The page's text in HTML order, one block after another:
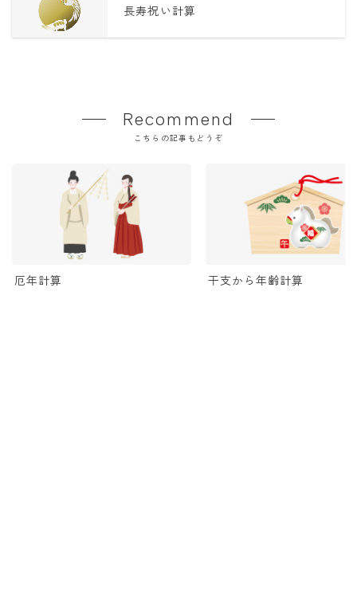
長寿祝い計算
Recommend
こちらの記事もどうぞ
厄年計算 干支から年齢計算